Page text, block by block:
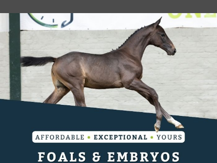
"In overeenstemming met de FEI-protocollen voor
terugkeer naar de competitie werden alle
Amerikaanse paarden getest op EHV-1 voordat ze
van hun tussenstation naar de plaats van de
competitie vertrokken. Een beperkt aantal PCR-
testen leverde negatieve resultaten op."Paarden in
het Amerikaanse contingent hebben geen
symptomen of klinische tekenen van het virus
vertoond, zijn niet koortsig, en zijn allemaal
gevaccineerd. Uit overvloedige voorzorg heeft het
team besloten zich terug te trekken. US Equestrian
werkt direct samen met de FEI om de juiste
vervolgstappen te bepalen en een acceptabele